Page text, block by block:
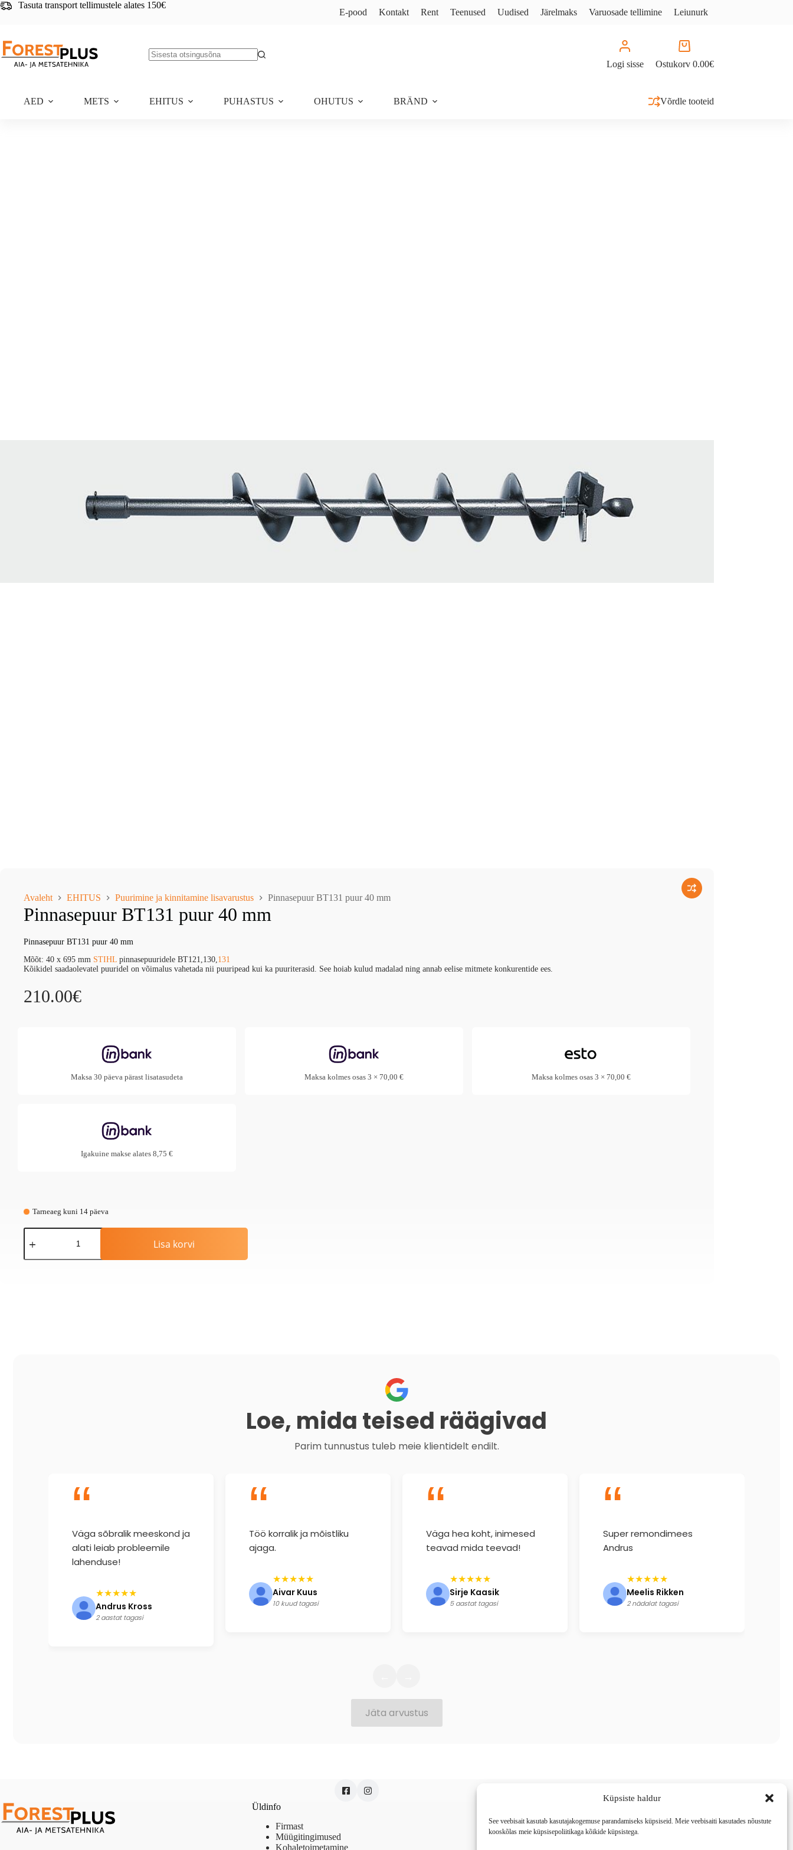
Küpsiste haldur
See veebisait kasutab kasutajakogemuse parandamiseks küpsiseid. Meie veebisaiti kasutades nõustute
kooskõlas meie küpsisepoliitikaga kõikide küpsistega.
Skip
Tasuta transport tellimustele alates 150€
E-pood Kontakt Rent Teenused Uudised Järelmaks Varuosade tellimine Leiunurk
Logi sisse Ostukorv 0.00€
AED METS EHITUS PUHASTUS OHUTUS BRÄND Võrdle tooteid
Avaleht EHITUS Puurimine ja kinnitamine lisavarustus Pinnasepuur BT131 puur 40 mm
Pinnasepuur BT131 puur 40 mm
Pinnasepuur BT131 puur 40 mm
Mõõt: 40 x 695 mm STIHL pinnasepuuridele BT121,130, 131
Kõikidel saadaolevatel puuridel on võimalus vahetada nii puuripead kui ka puuriterasid. See hoiab kulud madalad ning annab eelise mitmete konkurentide ees.
210.00€
Tarneaeg kuni 14 päeva
Pinnasepuur
BT131
40
Lisa korvi
Maksa 30 päeva pärast lisatasudeta Maksa kolmes osas 3 × 70,00 € Maksa kolmes osas 3 × 70,00 €
Igakuine makse alates 8,75 €
Loe, mida teised räägivad
Parim tunnustus tuleb meie klientidelt endilt.
“
Väga sõbralik meeskond ja
alati leiab probleemile
lahenduse!
★★★★★
Andrus Kross
2 aastat tagasi
“
Töö korralik ja mõistliku
ajaga.
★★★★★
Aivar Kuus
10 kuud tagasi
“
Väga hea koht, inimesed
teavad mida teevad!
★★★★★
Sirje Kaasik
5 aastat tagasi
“
Super remondimees
Andrus
★★★★★
Meelis Rikken
2 nädalat tagasi
Jäta arvustus
Üldinfo
Firmast
Müügitingimused
Kohaletoimetamine
Aadress: